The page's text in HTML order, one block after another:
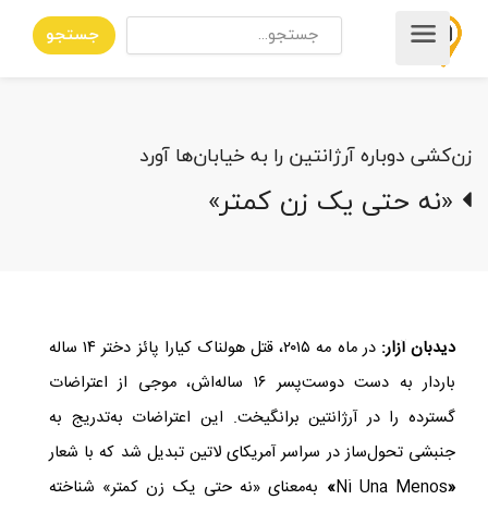
جستجو
زن‌کشی دوباره آرژانتین را به خیابان‌ها آورد
«نه حتی یک زن کمتر»
دیدبان آزار:
در ماه مه ۲۰۱۵، قتل هولناک کیارا پائز دختر ۱۴ ساله
باردار به دست دوست‌پسر ۱۶ ساله‌اش، موجی از اعتراضات
گسترده را در آرژانتین برانگیخت. این اعتراضات به‌تدریج به
جنبشی تحول‌ساز در سراسر آمریکای لاتین تبدیل شد که با شعار
«
Ni Una Menos
» به‌معنای «نه حتی یک زن کمتر» شناخته